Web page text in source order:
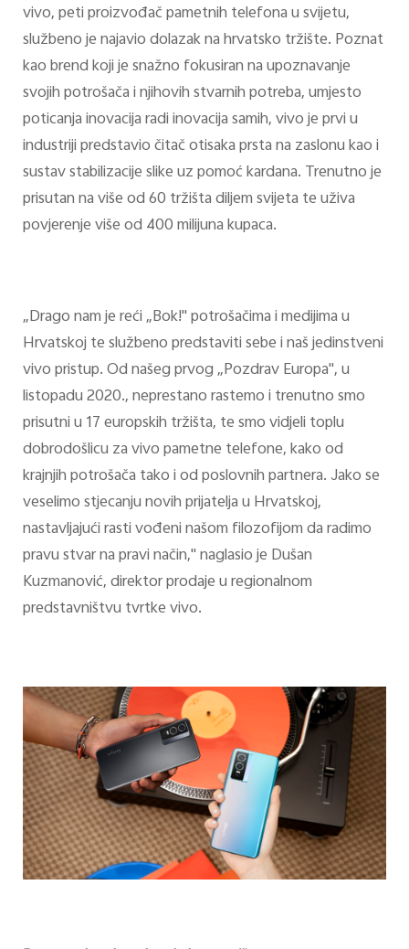
vivo, peti proizvođač pametnih telefona u svijetu,
službeno je najavio dolazak na hrvatsko tržište. Poznat
kao brend koji je snažno fokusiran na upoznavanje
svojih potrošača i njihovih stvarnih potreba, umjesto
poticanja inovacija radi inovacija samih, vivo je prvi u
industriji predstavio čitač otisaka prsta na zaslonu kao i
sustav stabilizacije slike uz pomoć kardana. Trenutno je
prisutan na više od 60 tržišta diljem svijeta te uživa
povjerenje više od 400 milijuna kupaca.
„Drago nam je reći „Bok!" potrošačima i medijima u
Hrvatskoj te službeno predstaviti sebe i naš jedinstveni
vivo pristup. Od našeg prvog „Pozdrav Europa", u
listopadu 2020., neprestano rastemo i trenutno smo
prisutni u 17 europskih tržišta, te smo vidjeli toplu
dobrodošlicu za vivo pametne telefone, kako od
krajnjih potrošača tako i od poslovnih partnera. Jako se
veselimo stjecanju novih prijatelja u Hrvatskoj,
nastavljajući rasti vođeni našom filozofijom da radimo
pravu stvar na pravi način," naglasio je Dušan
Kuzmanović, direktor prodaje u regionalnom
predstavništvu tvrtke vivo.